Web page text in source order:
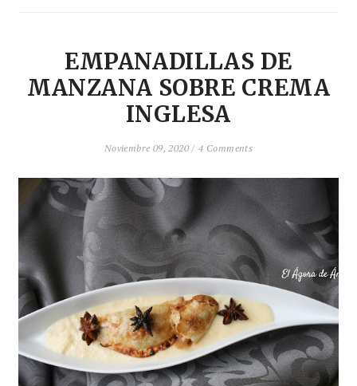
EMPANADILLAS DE
MANZANA SOBRE CREMA
INGLESA
Noviembre 09, 2020 / 4 Comments